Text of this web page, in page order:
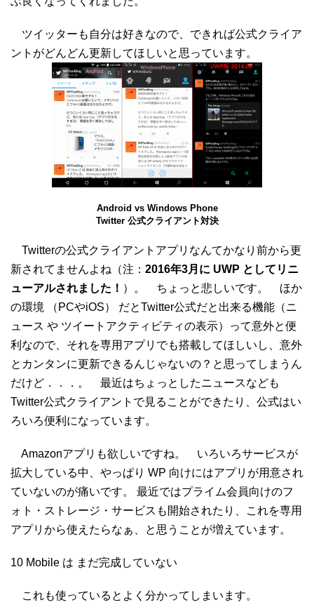
ツイッターも自分は好きなので、できれば公式クライア
ントがどんどん更新してほしいと思っています。
Android vs Windows Phone
Twitter 公式クライアント対決
Twitterの公式クライアントアプリなんてかなり前から更
新されてませんよね（注： 2016年3月に UWP としてリニ
ューアルされました！ ）。 ちょっと悲しいです。 ほか
の環境 （PCやiOS） だとTwitter公式だと出来る機能（ニ
ュース や ツイートアクティビティの表示）って意外と便
利なので、それを専用アプリでも搭載してほしいし、意外
とカンタンに更新できるんじゃないの？と思ってしまうん
だけど．．．。 最近はちょっとしたニュースなども
Twitter公式クライアントで見ることができたり、公式はい
ろいろ便利になっています。
Amazonアプリも欲しいですね。 いろいろサービスが
拡大している中、やっぱり WP 向けにはアプリが用意され
ていないのが痛いです。 最近ではプライム会員向けのフ
ォト・ストレージ・サービスも開始されたり、これを専用
アプリから使えたらなぁ、と思うことが増えています。
10 Mobile は まだ完成していない
これも使っているとよく分かってしまいます。